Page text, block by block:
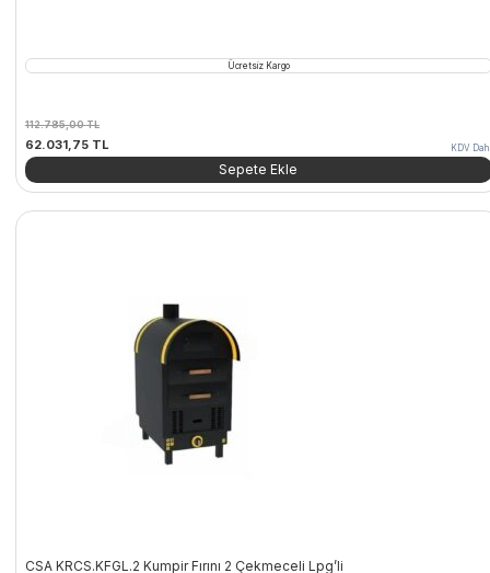
Ücretsiz Kargo
112.785,00TL
Orijinal
fiyat:
112.785,00 TL.
62.031,75 TLŞu
fiyat:
KDV
Sepete Ekle
CSA KRCS.KFGL.2 Kumpir Fırını 2 Çekmeceli Lpg’li